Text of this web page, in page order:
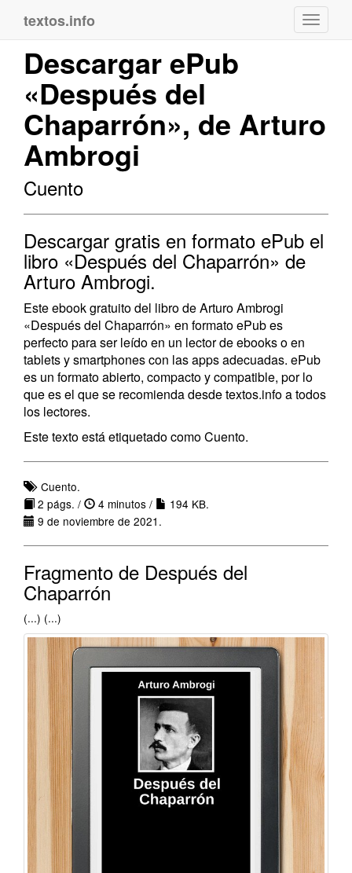
textos.info
Descargar ePub
«Después del
Chaparrón», de Arturo
Ambrogi
Cuento
Descargar gratis en formato ePub el
libro «Después del Chaparrón» de
Arturo Ambrogi.
Este ebook gratuito del libro de Arturo Ambrogi
«Después del Chaparrón» en formato ePub es
perfecto para ser leído en un lector de ebooks o en
tablets y smartphones con las apps adecuadas. ePub
es un formato abierto, compacto y compatible, por lo
que es el que se recomienda desde textos.info a todos
los lectores.
Este texto está etiquetado como Cuento.
Cuento.
2 págs. /
4 minutos /
194 KB.
9 de noviembre de 2021.
Fragmento de Después del
Chaparrón
(...) (...)